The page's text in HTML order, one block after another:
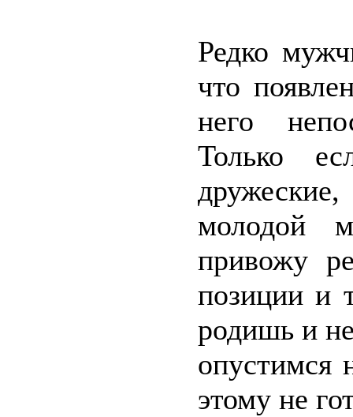
Редко
что
него
Только
молодой
привожу
позиции и
родишь и
опустимся
этому не